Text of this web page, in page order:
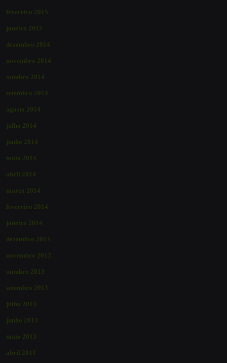
fevereiro 2015
janeiro 2015
dezembro 2014
novembro 2014
outubro 2014
setembro 2014
agosto 2014
julho 2014
junho 2014
maio 2014
abril 2014
março 2014
fevereiro 2014
janeiro 2014
dezembro 2013
novembro 2013
outubro 2013
setembro 2013
julho 2013
junho 2013
maio 2013
abril 2013